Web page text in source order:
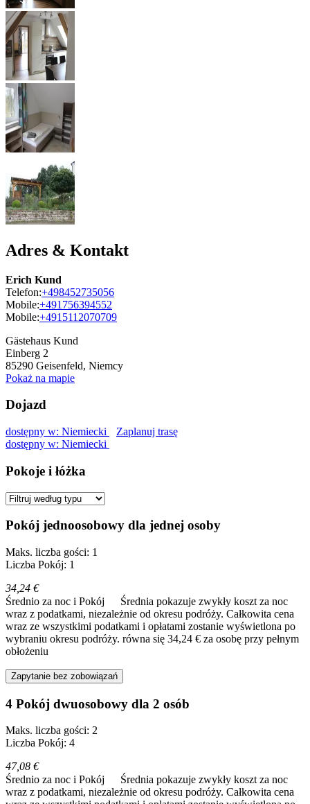
Adres & Kontakt
Erich Kund
Telefon:+498452735056
Mobile:+491756394552
Mobile:+4915112070709
Gästehaus Kund
Einberg 2
85290 Geisenfeld, Niemcy
Pokaż na mapie
Dojazd
dostępny w: Niemiecki
Zaplanuj trasę
dostępny w: Niemiecki
Pokoje i łóżka
Pokój jednoosobowy dla jednej osoby
Maks. liczba gości: 1
Liczba Pokój: 1
34,24 €
Średnio za noc i Pokój
Średnia pokazuje zwykły koszt za noc
wraz z podatkami, niezależnie od okresu podróży. Całkowita cena
wraz ze wszystkimi podatkami i opłatami zostanie wyświetlona po
wybraniu okresu podróży. równa się 34,24 € za osobę przy pełnym
obłożeniu
Zapytanie bez zobowiązań
4 Pokój dwuosobowy dla 2 osób
Maks. liczba gości: 2
Liczba Pokój: 4
47,08 €
Średnio za noc i Pokój
Średnia pokazuje zwykły koszt za noc
wraz z podatkami, niezależnie od okresu podróży. Całkowita cena